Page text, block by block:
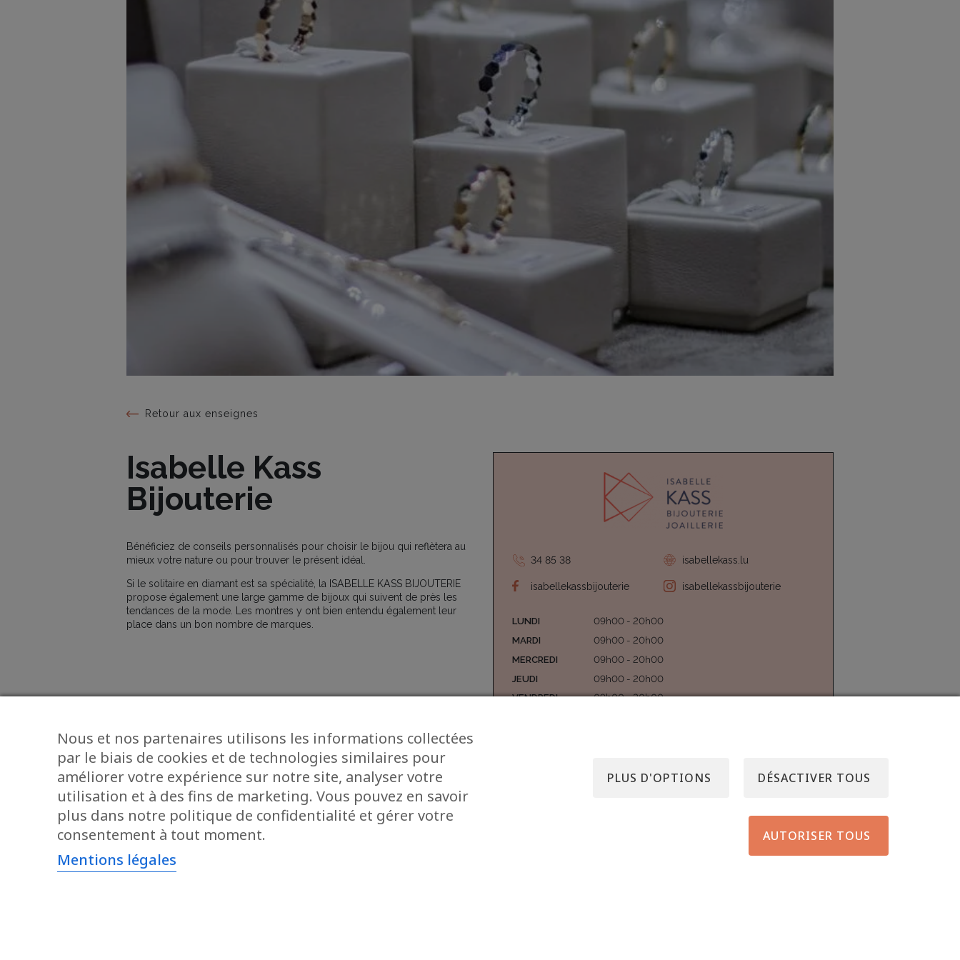
Retour aux enseignes
Isabelle Kass
Bijouterie
Bénéficiez de conseils personnalisés pour choisir le bijou qui reflètera au
mieux votre nature ou pour trouver le présent idéal.
Si le solitaire en diamant est sa spécialité, la ISABELLE KASS BIJOUTERIE
propose également une large gamme de bijoux qui suivent de près les
tendances de la mode. Les montres y ont bien entendu également leur
place dans un bon nombre de marques.
34 85 38 isabellekass.lu
isabellekassbijouterie isabellekassbijouterie
LUNDI
09h00 - 20h00
MARDI
09h00 - 20h00
MERCREDI
09h00 - 20h00
JEUDI
09h00 - 20h00
VENDREDI
09h00 - 20h00
Nous et nos partenaires utilisons les informations collectées
par le biais de cookies et de technologies similaires pour
améliorer votre expérience sur notre site, analyser votre
utilisation et à des fins de marketing. Vous pouvez en savoir
plus dans notre politique de confidentialité et gérer votre
consentement à tout moment.
Mentions légales
PLUS D'OPTIONS DÉSACTIVER TOUS
AUTORISER TOUS